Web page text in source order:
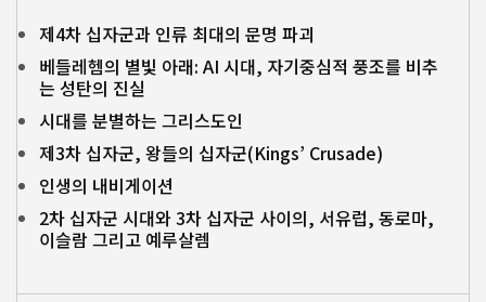
제4차 십자군과 인류 최대의 문명 파괴
베들레헴의 별빛 아래: AI 시대, 자기중심적 풍조를 비추
는 성탄의 진실
시대를 분별하는 그리스도인
제3차 십자군, 왕들의 십자군(Kings’ Crusade)
인생의 내비게이션
2차 십자군 시대와 3차 십자군 사이의, 서유럽, 동로마,
이슬람 그리고 예루살렘